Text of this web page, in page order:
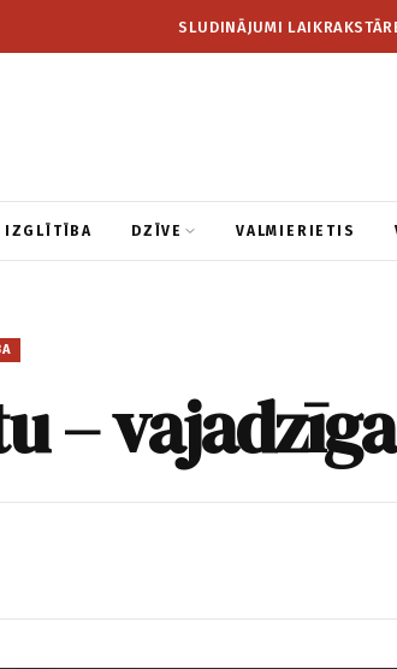
SLUDINĀJUMI LAIKRAKSTĀ
IZGLĪTĪBA DZĪVE VALMIERIETIS
–